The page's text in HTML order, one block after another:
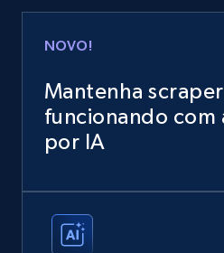
NOVO!
Mantenha
funcionando com
por IA